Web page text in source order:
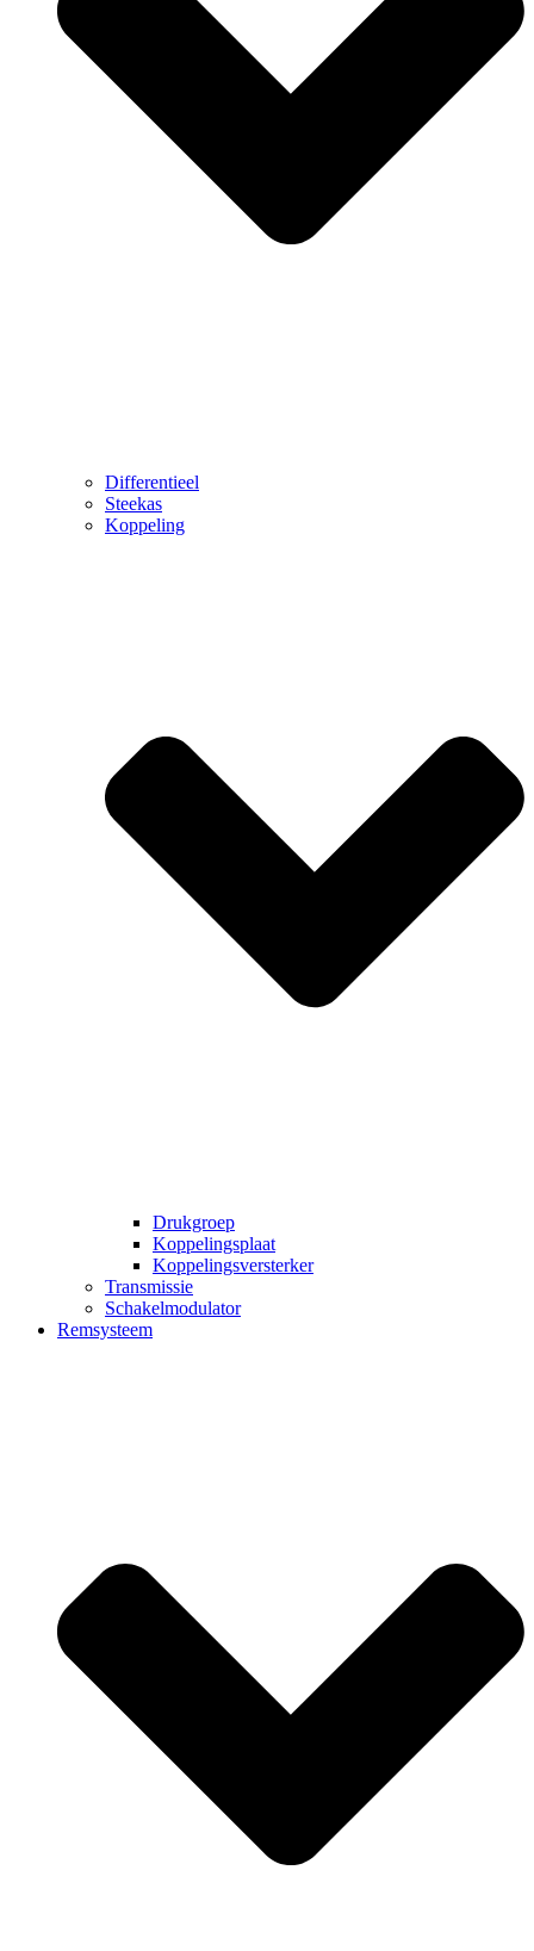
Differentieel
Steekas
Koppeling
Drukgroep
Koppelingsplaat
Koppelingsversterker
Transmissie
Schakelmodulator
Remsysteem